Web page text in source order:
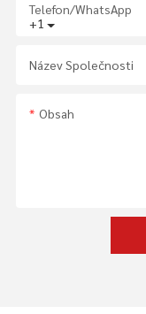
+1
Telefon/whatsApp
Název Společnosti
Obsah